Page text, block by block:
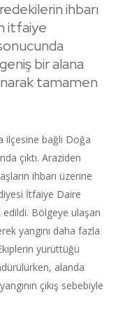
ihbarı
itfaiye
bir alana
tamamen
ilçesine bağlı Doğa
çıktı. Araziden
ihbarı üzerine
İtfaiye Daire
edildi. Bölgeye ulaşan
yangını daha fazla
yürüttüğü
alanda
çıkış sebebiyle